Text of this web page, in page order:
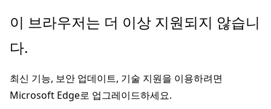
주
콘
츠
로
이 브라우저는 더 이상 지원되지 않습니
다.
최신 기능, 보안 업데이트, 기술 지원을 이용하려면
Microsoft Edge로 업그레이드하세요.